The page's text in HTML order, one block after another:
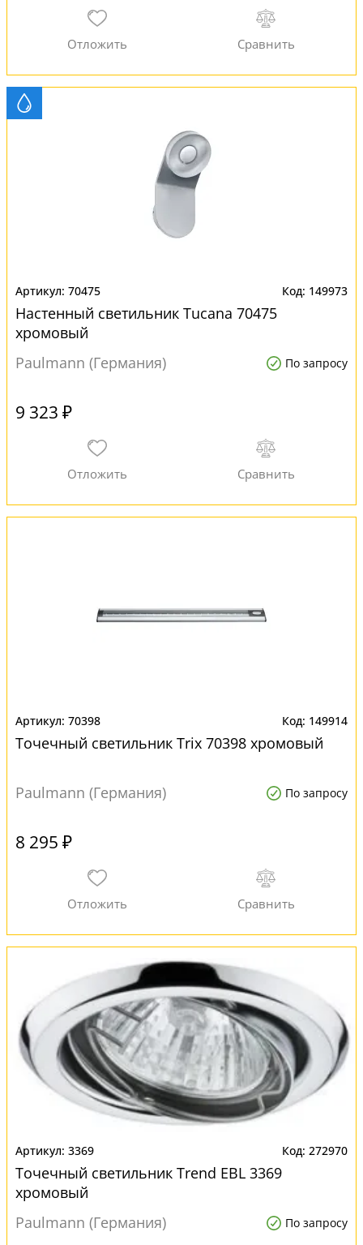
70475 149973
Настенный светильник Tucana 70475
хромовый
Paulmann (Германия)
По запросу
9 323 ₽
70398 149914
Точечный светильник Trix 70398 хромовый
Paulmann (Германия) По запросу
8 295 ₽
3369 272970
Точечный светильник Trend EBL 3369
хромовый
Paulmann (Германия)
По запросу